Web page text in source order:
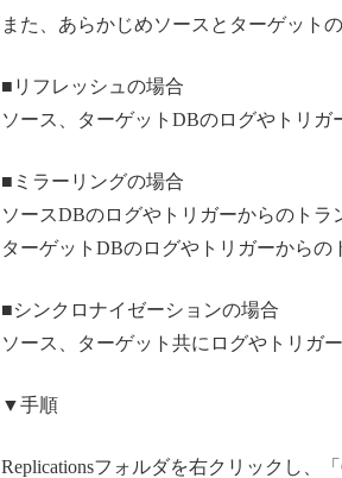
また、あらかじめソースとターゲット
■リフレッシュの場合
ソース、ターゲットDBのログやトリガ
■ミラーリングの場合
ソースDBのログやトリガーからのトラ
ターゲットDBのログやトリガーからの
■シンクロナイゼーションの場合
ソース、ターゲット共にログやトリガ
▼手順
Replicationsフォルダを右クリックし、